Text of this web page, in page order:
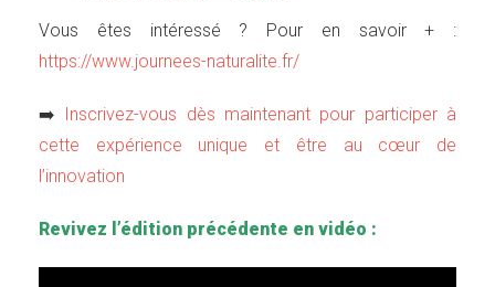
Vous êtes intéressé ? Pour en savoir + :
https://www.journees-naturalite.fr/
➡️ Inscrivez-vous dès maintenant pour participer à
cette expérience unique et être au cœur de
l’innovation
Revivez l’édition précédente en vidéo :